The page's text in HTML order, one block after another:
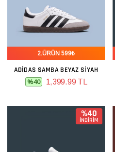
2.ÜRÜN 599₺
ADIDAS SAMBA BEYAZ SIYAH
%40 1,399.99 TL
%40
İNDİRİM